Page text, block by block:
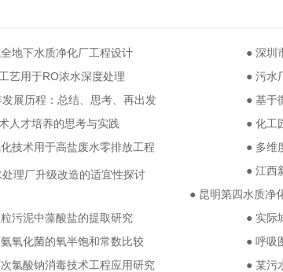
地下水质净化厂工程设计
● 深圳
艺用于RO浓水深度处理
● 污水
展历程：总结、思考、再出发
● 基于
人才培养的思考与实践
● 化工
技术用于高盐废水零排放工程
● 多维
理厂升级改造的适宜性探讨
● 江西
● 昆明第四水质净
● 实际
污泥中藻酸盐的提取研究
● 呼吸
氧化菌的氧半饱和常数比较
● 某污
氯酸钠消毒技术工程应用研究